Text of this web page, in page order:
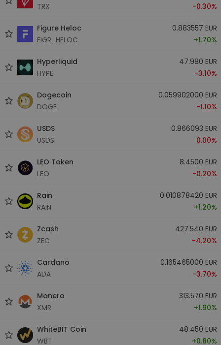
TRX
-0.30%
Figure Heloc
FIGR_HELOC
0.883557 EUR
+1.70%
Hyperliquid
HYPE
47.980 EUR
-3.10%
Dogecoin
DOGE
0.059902000 EUR
-1.10%
USDS
USDS
0.866093 EUR
0.00%
LEO Token
LEO
8.4500 EUR
-0.20%
Rain
RAIN
0.010878420 EUR
+1.20%
Zcash
ZEC
427.540 EUR
-4.20%
Cardano
ADA
0.165465000 EUR
-3.70%
Monero
XMR
313.570 EUR
+1.90%
WhiteBIT Coin
WBT
48.450 EUR
+0.80%